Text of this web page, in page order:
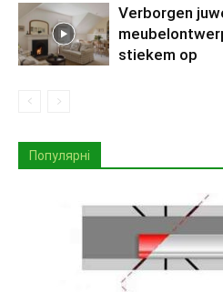
Verborgen
stiekem op
Популярні